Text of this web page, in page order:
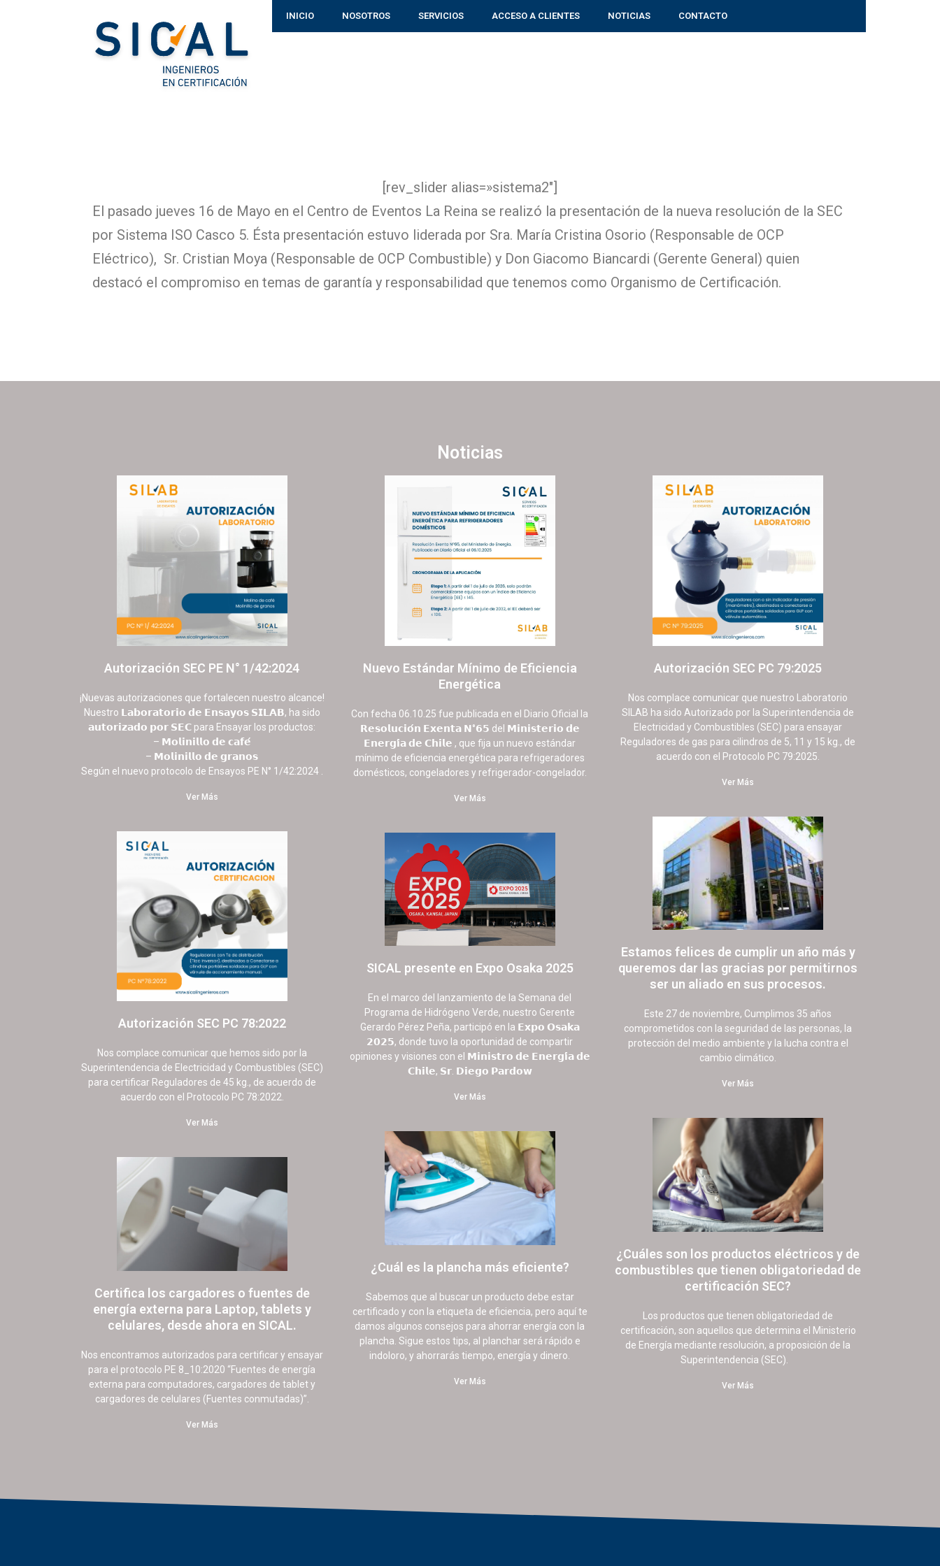
INICIO NOSOTROS SERVICIOS ACCESO A CLIENTES NOTICIAS CONTACTO
[rev_slider alias=»sistema2″]
El pasado jueves 16 de Mayo en el Centro de Eventos La Reina se realizó la presentación de la nueva resolución de la SEC
por Sistema ISO Casco 5. Ésta presentación estuvo liderada por Sra. María Cristina Osorio (Responsable de OCP
Eléctrico), Sr. Cristian Moya (Responsable de OCP Combustible) y Don Giacomo Biancardi (Gerente General) quien
destacó el compromiso en temas de garantía y responsabilidad que tenemos como Organismo de Certificación.
Noticias
Autorización SEC PE N° 1/42:2024
¡Nuevas autorizaciones que fortalecen nuestro alcance!
Nuestro 𝗟𝗮𝗯𝗼𝗿𝗮𝘁𝗼𝗿𝗶𝗼 𝗱𝗲 𝗘𝗻𝘀𝗮𝘆𝗼𝘀 𝗦𝗜𝗟𝗔𝗕, ha sido
𝗮𝘂𝘁𝗼𝗿𝗶𝘇𝗮𝗱𝗼 𝗽𝗼𝗿 𝗦𝗘𝗖 para Ensayar los productos:
– 𝗠𝗼𝗹𝗶𝗻𝗶𝗹𝗹𝗼 𝗱𝗲 𝗰𝗮𝗳𝗲́
– 𝗠𝗼𝗹𝗶𝗻𝗶𝗹𝗹𝗼 𝗱𝗲 𝗴𝗿𝗮𝗻𝗼𝘀
Según el nuevo protocolo de Ensayos PE N° 1/42:2024 .
Ver Más
Nuevo Estándar Mínimo de Eficiencia
Energética
Con fecha 06.10.25 fue publicada en el Diario Oficial la
𝗥𝗲𝘀𝗼𝗹𝘂𝗰𝗶𝗼́𝗻 𝗘𝘅𝗲𝗻𝘁𝗮 𝗡°𝟲𝟱 del 𝗠𝗶𝗻𝗶𝘀𝘁𝗲𝗿𝗶𝗼 𝗱𝗲
𝗘𝗻𝗲𝗿𝗴𝗶́𝗮 𝗱𝗲 𝗖𝗵𝗶𝗹𝗲 , que fija un nuevo estándar
mínimo de eficiencia energética para refrigeradores
domésticos, congeladores y refrigerador-congelador.
Ver Más
Autorización SEC PC 79:2025
Nos complace comunicar que nuestro Laboratorio
SILAB ha sido Autorizado por la Superintendencia de
Electricidad y Combustibles (SEC) para ensayar
Reguladores de gas para cilindros de 5, 11 y 15 kg., de
acuerdo con el Protocolo PC 79:2025.
Ver Más
Autorización SEC PC 78:2022
Nos complace comunicar que hemos sido por la
Superintendencia de Electricidad y Combustibles (SEC)
para certificar Reguladores de 45 kg., de acuerdo de
acuerdo con el Protocolo PC 78:2022.
Ver Más
SICAL presente en Expo Osaka 2025
En el marco del lanzamiento de la Semana del
Programa de Hidrógeno Verde, nuestro Gerente
Gerardo Pérez Peña, participó en la 𝗘𝘅𝗽𝗼 𝗢𝘀𝗮𝗸𝗮
𝟮𝟬𝟮𝟱, donde tuvo la oportunidad de compartir
opiniones y visiones con el 𝗠𝗶𝗻𝗶𝘀𝘁𝗿𝗼 𝗱𝗲 𝗘𝗻𝗲𝗿𝗴𝗶́𝗮 𝗱𝗲
𝗖𝗵𝗶𝗹𝗲, 𝗦𝗿. 𝗗𝗶𝗲𝗴𝗼 𝗣𝗮𝗿𝗱𝗼𝘄
Ver Más
Estamos felices de cumplir un año más y
queremos dar las gracias por permitirnos
ser un aliado en sus procesos.
Este 27 de noviembre, Cumplimos 35 años
comprometidos con la seguridad de las personas, la
protección del medio ambiente y la lucha contra el
cambio climático.
Ver Más
Certifica los cargadores o fuentes de
energía externa para Laptop, tablets y
celulares, desde ahora en SICAL.
Nos encontramos autorizados para certificar y ensayar
para el protocolo PE 8_10:2020 “Fuentes de energía
externa para computadores, cargadores de tablet y
cargadores de celulares (Fuentes conmutadas)”.
Ver Más
¿Cuál es la plancha más eficiente?
Sabemos que al buscar un producto debe estar
certificado y con la etiqueta de eficiencia, pero aquí te
damos algunos consejos para ahorrar energía con la
plancha. Sigue estos tips, al planchar será rápido e
indoloro, y ahorrarás tiempo, energía y dinero.
Ver Más
¿Cuáles son los productos eléctricos y de
combustibles que tienen obligatoriedad de
certificación SEC?
Los productos que tienen obligatoriedad de
certificación, son aquellos que determina el Ministerio
de Energía mediante resolución, a proposición de la
Superintendencia (SEC).
Ver Más